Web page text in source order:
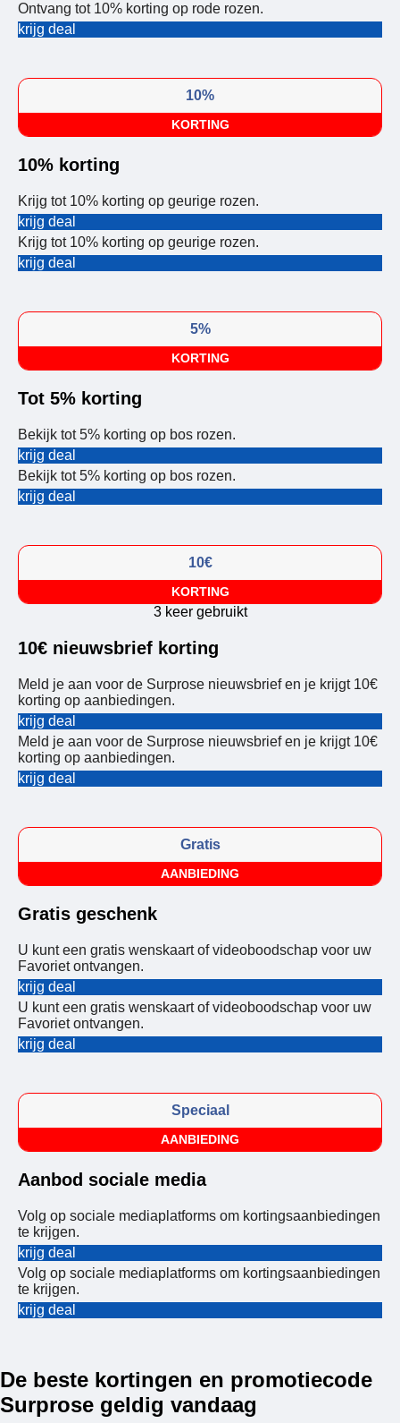
Ontvang tot 10% korting op rode rozen.
krijg deal
10%
KORTING
10% korting
Krijg tot 10% korting op geurige rozen.
krijg deal
Krijg tot 10% korting op geurige rozen.
krijg deal
5%
KORTING
Tot 5% korting
Bekijk tot 5% korting op bos rozen.
krijg deal
Bekijk tot 5% korting op bos rozen.
krijg deal
10€
KORTING
3 keer gebruikt
10€ nieuwsbrief korting
Meld je aan voor de Surprose nieuwsbrief en je krijgt 10€
korting op aanbiedingen.
krijg deal
Meld je aan voor de Surprose nieuwsbrief en je krijgt 10€
korting op aanbiedingen.
krijg deal
Gratis
AANBIEDING
Gratis geschenk
U kunt een gratis wenskaart of videoboodschap voor uw
Favoriet ontvangen.
krijg deal
U kunt een gratis wenskaart of videoboodschap voor uw
Favoriet ontvangen.
krijg deal
Speciaal
AANBIEDING
Aanbod sociale media
Volg op sociale mediaplatforms om kortingsaanbiedingen
te krijgen.
krijg deal
Volg op sociale mediaplatforms om kortingsaanbiedingen
te krijgen.
krijg deal
De beste kortingen en promotiecode
Surprose geldig vandaag